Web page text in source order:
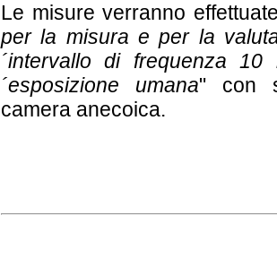
Le misure verranno
per la misura e per la
´intervallo di frequenza
´esposizione umana" con
camera anecoica.